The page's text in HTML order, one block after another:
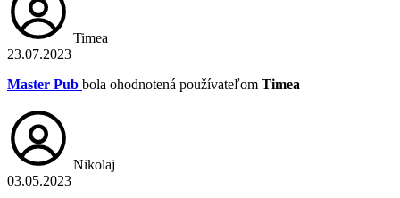
Timea
23.07.2023
Master Pub bola ohodnotená používateľom Timea
Nikolaj
03.05.2023